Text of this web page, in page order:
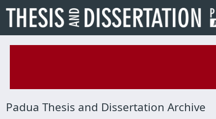
Padua Thesis and Dissertation Archive